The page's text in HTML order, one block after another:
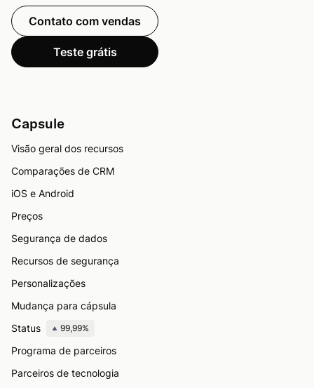
Contato com vendas
Teste grátis
Capsule
Visão geral dos recursos
Comparações de CRM
iOS e Android
Preços
Segurança de dados
Recursos de segurança
Personalizações
Mudança para cápsula
Status
99,99%
Programa de parceiros
Parceiros de tecnologia